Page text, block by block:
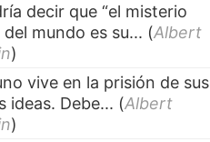
decir que “el misterio
mundo es su... (Albert
)
vive en la prisión de sus
ideas. Debe... (Albert
)